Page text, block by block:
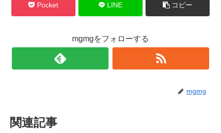
Pocket LINE コピー
mgmgをフォローする
mgmg
関連記事